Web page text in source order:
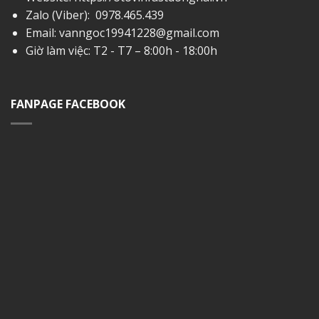
Zalo (Viber): 0978.465.439
Email: vanngoc19941228@gmail.com
Giờ làm việc: T2 - T7 – 8:00h - 18:00h
FANPAGE FACEBOOK